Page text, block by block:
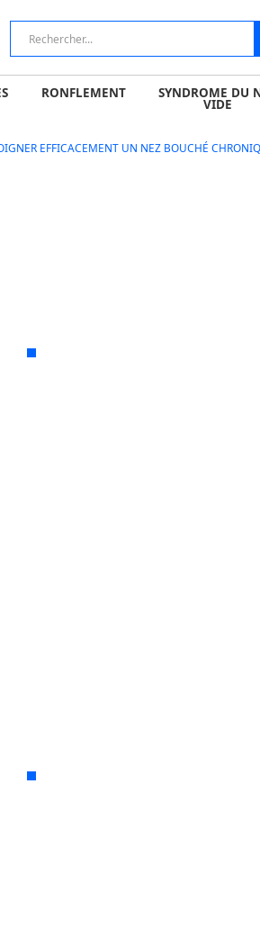
RONFLEMENT SYNDROME DU
VIDE
SYNDROME DU NEZ VIDE
EFFICACEMENT UN NEZ BOUCHÉ